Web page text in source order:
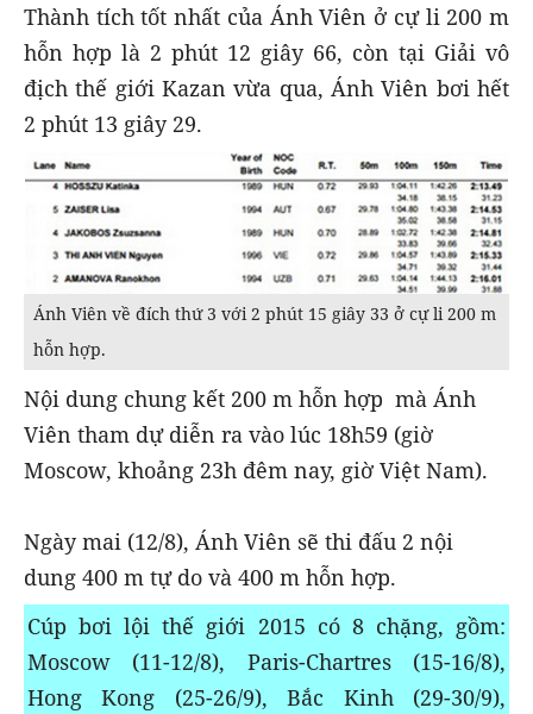
Thành tích tốt nhất của Ánh Viên ở cự li 200 m
hỗn hợp là 2 phút 12 giây 66, còn tại Giải vô
địch thế giới Kazan vừa qua, Ánh Viên bơi hết
2 phút 13 giây 29.
Ánh Viên về đích thứ 3 với 2 phút 15 giây 33 ở cự li 200 m
hỗn hợp.
Nội dung chung kết 200 m hỗn hợp mà Ánh
Viên tham dự diễn ra vào lúc 18h59 (giờ
Moscow, khoảng 23h đêm nay, giờ Việt Nam).
Ngày mai (12/8), Ánh Viên sẽ thi đấu 2 nội
dung 400 m tự do và 400 m hỗn hợp.
Cúp bơi lội thế giới 2015 có 8 chặng, gồm:
Moscow (11-12/8), Paris-Chartres (15-16/8),
Hong Kong (25-26/9), Bắc Kinh (29-30/9),